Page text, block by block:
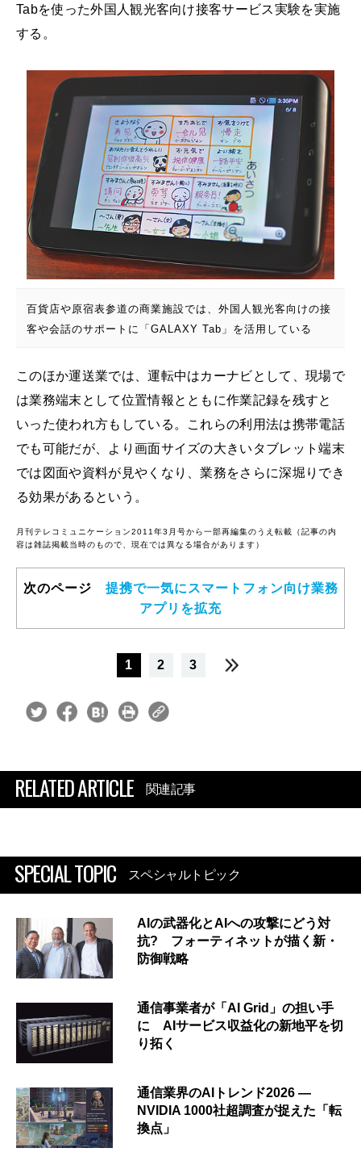
Tabを使った外国人観光客向け接客サービス実験を実施
する。
百貨店や原宿表参道の商業施設では、外国人観光客向けの接
客や会話のサポートに「GALAXY Tab」を活用している
このほか運送業では、運転中はカーナビとして、現場で
は業務端末として位置情報とともに作業記録を残すと
いった使われ方もしている。これらの利用法は携帯電話
でも可能だが、より画面サイズの大きいタブレット端末
では図面や資料が見やくなり、業務をさらに深堀りでき
る効果があるという。
月刊テレコミュニケーション2011年3月号から一部再編集のうえ転載（記事の内
容は雑誌掲載当時のもので、現在では異なる場合があります）
次のページ 提携で一気にスマートフォン向け業務
アプリを拡充
1 2 3
RELATED ARTICLE 関連記事
SPECIAL TOPIC スペシャルトピック
AIの武器化とAIへの攻撃にどう対
抗? フォーティネットが描く新・
防御戦略
通信事業者が「AI Grid」の担い手
に AIサービス収益化の新地平を切
り拓く
通信業界のAIトレンド2026 ―
NVIDIA 1000社超調査が捉えた「転
換点」